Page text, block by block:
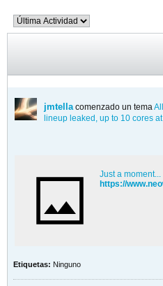
jmtellacomenzado un tema
lineup leaked, up to 10 cores
Just a moment...
Etiquetas: Ninguno